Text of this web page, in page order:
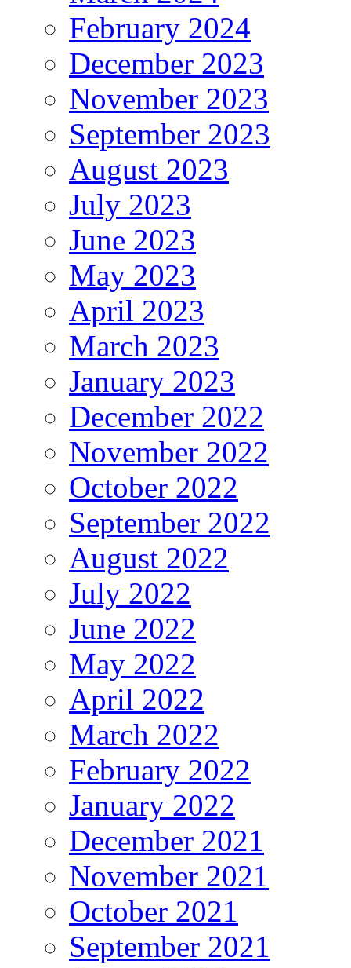
February 2024
December 2023
November 2023
September 2023
August 2023
July 2023
June 2023
May 2023
April 2023
March 2023
January 2023
December 2022
November 2022
October 2022
September 2022
August 2022
July 2022
June 2022
May 2022
April 2022
March 2022
February 2022
January 2022
December 2021
November 2021
October 2021
September 2021